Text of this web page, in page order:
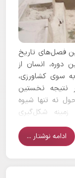
فصل‌های تاریخ
دوره، انسان از
سوی کشاورزی،
نتیجه نخستین
نه تنها شیوه
شکل‌گیری
کرد. در طول
معماری ایران از
مسکونی و
ادامه نوشتار ...